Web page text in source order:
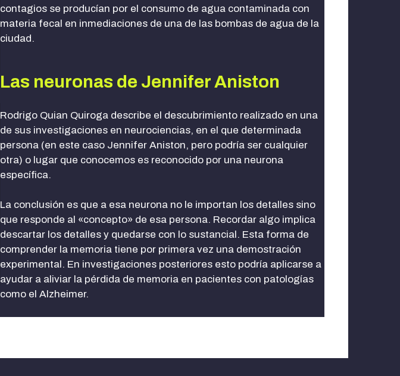
contagios se producían por el consumo de agua contaminada con
materia fecal en inmediaciones de una de las bombas de agua de la
ciudad.
Las neuronas de Jennifer Aniston
Rodrigo Quian Quiroga describe el descubrimiento realizado en una
de sus investigaciones en neurociencias, en el que determinada
persona (en este caso Jennifer Aniston, pero podría ser cualquier
otra) o lugar que conocemos es reconocido por una neurona
específica.
La conclusión es que a esa neurona no le importan los detalles sino
que responde al «concepto» de esa persona. Recordar algo implica
descartar los detalles y quedarse con lo sustancial. Esta forma de
comprender la memoria tiene por primera vez una demostración
experimental. En investigaciones posteriores esto podría aplicarse a
ayudar a aliviar la pérdida de memoria en pacientes con patologías
como el Alzheimer.